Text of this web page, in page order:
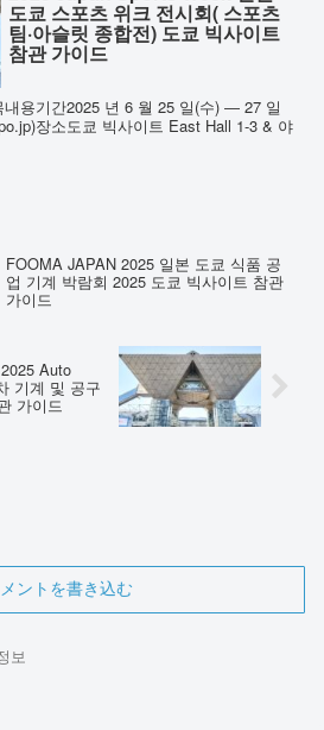
도쿄 스포츠 위크 전시회( 스포츠
팀·아슬릿 종합전) 도쿄 빅사이트
참관 가이드
용기간2025 년 6 월 25 일(수) ― 27 일
장소도쿄 빅사이트 East Hall 1-3 & 야
FOOMA JAPAN 2025 일본 도쿄 식품 공
업 기계 박람회 2025 도쿄 빅사이트 참관
가이드
Auto
기계 및 공구
가이드
ントを書き込む
보